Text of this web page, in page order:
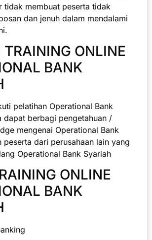
tidak membuat peserta tidak
dan jenuh dalam mendalami
ONLINE
BANK
pelatihan Operational Bank
dapat berbagi pengetahuan /
mengenai Operational Bank
peserta dari perusahaan lain yang
Operational Bank Syariah
ONLINE
BANK